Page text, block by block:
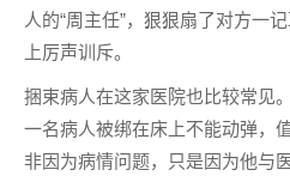
人的“周主任”，狠狠扇了对方一
上厉声训斥。
捆束病人在这家医院也比较常见
一名病人被绑在床上不能动弹，
非因为病情问题，只是因为他与